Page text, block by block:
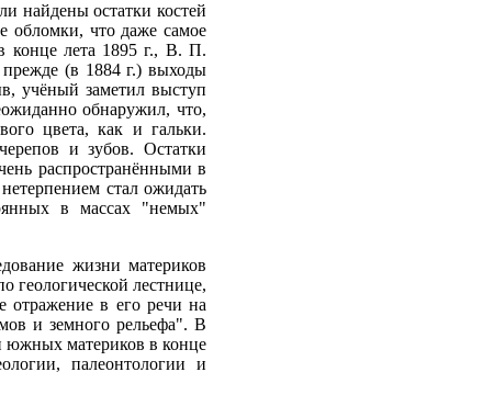
найдены остатки костей
обломки, что даже самое
конце лета 1895 г., В. П.
(в 1884 г.) выходы
учёный заметил выступ
обнаружил, что,
цвета, как и гальки.
и зубов. Остатки
распространёнными в
стал ожидать
в массах "немых"
жизни материков
геологической лестнице,
в его речи на
и земного рельефа". В
южных материков в конце
палеонтологии и